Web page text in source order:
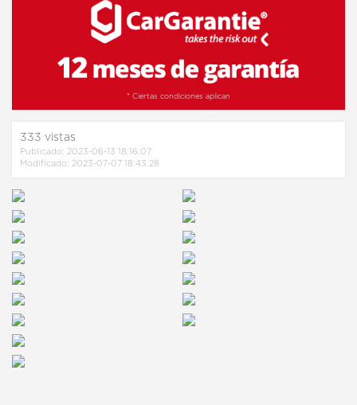
* Ciertas condiciones aplican
333 vistas
Publicado: 2023-06-13 18:16:07
Modificado: 2023-07-07 18:43:28